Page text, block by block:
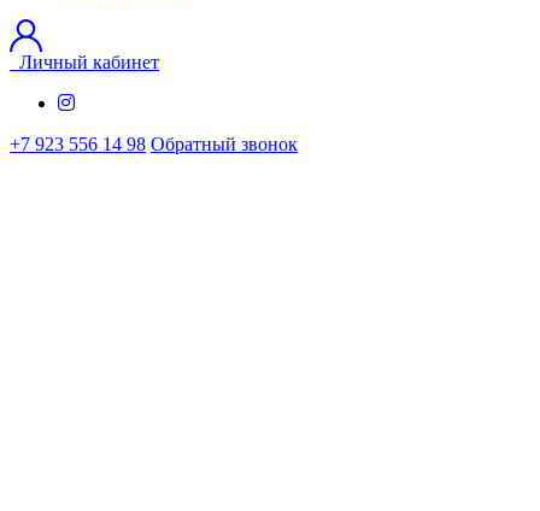
Личный кабинет
+7 923 556 14 98 Обратный звонок